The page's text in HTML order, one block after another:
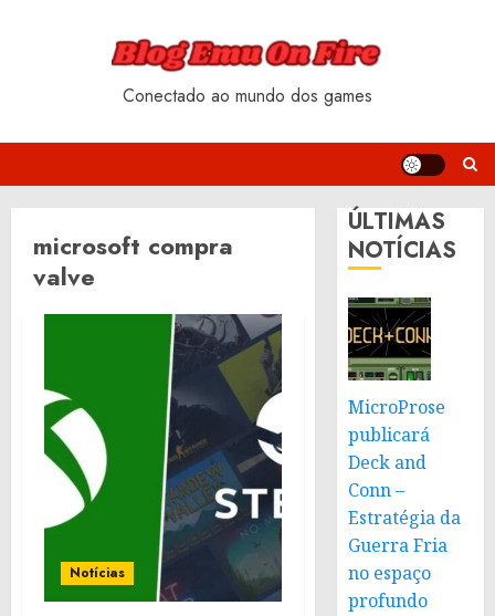
Conectado ao mundo dos games
microsoft compra
valve
Notícias
ÚLTIMAS
NOTÍCIAS
MicroProse
publicará
Deck and
Conn –
Estratégia da
Guerra Fria
no espaço
profundo